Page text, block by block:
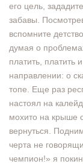
его цель,
забавы.
вспомните
думая о
платить, платить
направлении: о
топе. Еще раз
настоял на
мохито на крыше
вернуться.
черта не
чемпион!» я